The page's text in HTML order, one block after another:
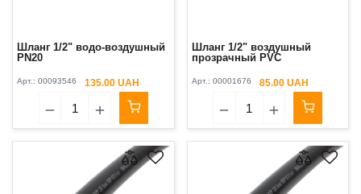
Шланг 1/2" водо-воздушный
PN20
Арт.: 00093546 135.00 UAH
Шланг 1/2" воздушный
прозрачный PVC
Арт.: 00001676 85.00 UAH